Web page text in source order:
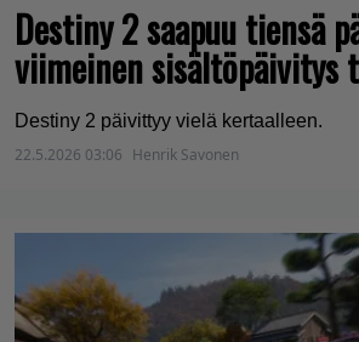
Destiny 2 saapuu tiensä
viimeinen sisältöpäivitys
Destiny 2 päivittyy vielä kertaalleen.
22.5.2026 03:06 Henrik Savonen